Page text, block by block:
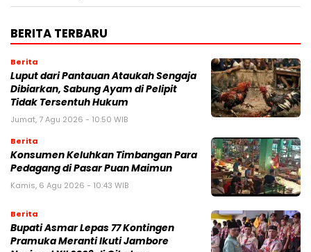
BERITA TERBARU
Berita
Luput dari Pantauan Ataukah Sengaja
Dibiarkan, Sabung Ayam di Pelipit
Tidak Tersentuh Hukum
Jumat, 7 Agu 2026 - 10:50 WIB
Berita
Konsumen Keluhkan Timbangan Para
Pedagang di Pasar Puan Maimun
Kamis, 6 Agu 2026 - 10:43 WIB
Berita
Bupati Asmar Lepas 77 Kontingen
Pramuka Meranti Ikuti Jambore